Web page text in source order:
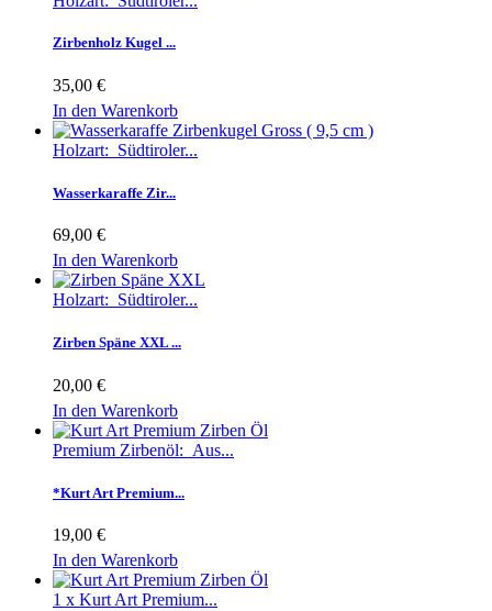
Zirbenholz Kugel ...
35,00 €
In den Warenkorb
Holzart: Südtiroler...
Wasserkaraffe Zir...
69,00 €
In den Warenkorb
Holzart: Südtiroler...
Zirben Späne XXL ...
20,00 €
In den Warenkorb
Premium Zirbenöl: Aus...
*Kurt Art Premium...
19,00 €
In den Warenkorb
1 x Kurt Art Premium...